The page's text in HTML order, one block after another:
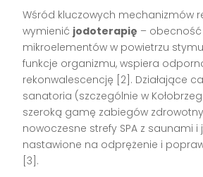
Wśród kluczowych mechanizmów
wymienić jodoterapię –
mikroelementów w powietrzu
funkcje organizmu, wspiera
rekonwalescencję [2] . Działające
sanatoria (szczególnie w
szeroką gamę zabiegów
nowoczesne strefy SPA z saunami i
nastawione na odprężenie i
[3] .